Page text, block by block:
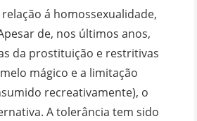
á homossexualidade,
de, nos últimos anos,
da prostituição e restritivas
mágico e a limitação
recreativamente), o
A tolerância tem sido